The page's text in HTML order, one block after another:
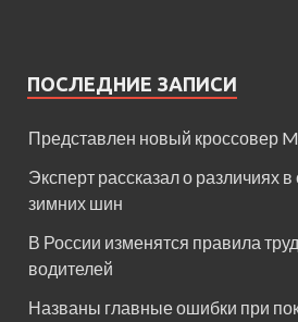
ПОСЛЕДНИЕ ЗАПИСИ
Представлен новый кроссовер
Эксперт рассказал о различиях в
зимних шин
В России изменятся правила
водителей
Названы главные ошибки при